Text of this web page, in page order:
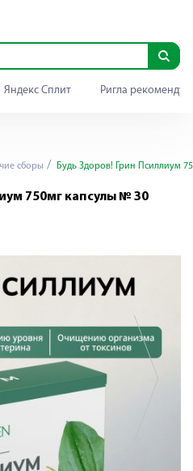
Яндекс Сплит Ригла
сборы Будь Здоров! Грин Псиллиум
750мг капсулы № 30